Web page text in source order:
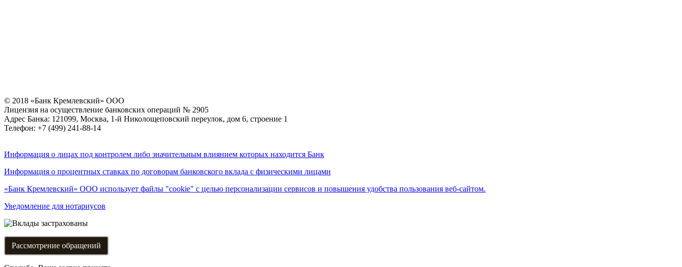
© 2018 «Банк Кремлевский» ООО
Лицензия на осуществление банковских операций № 2905
Адрес Банка: 121099, Москва, 1-й Николощеповский переулок, дом 6, строение 1
Телефон: +7 (499) 241-88-14
Информация о лицах под контролем либо значительным влиянием которых находится Банк
Информация о процентных ставках по договорам банковского вклада с физическими лицами
«Банк Кремлевский» ООО использует файлы "cookie" с целью персонализации сервисов и повышения удобства пользования веб-сайтом.
Уведомление для нотариусов
Рассмотрение обращений